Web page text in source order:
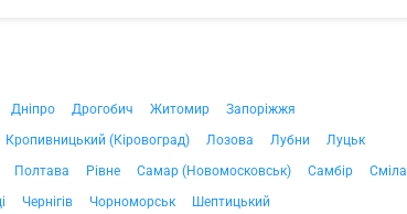
Дніпро Дрогобич Житомир
Запоріжжя
Кропивницький (Кіровоград) Лозова Лубни
Луцьк
Полтава Рівне Самар (Новомосковськ) Самбір
Сміла
Чернігів Чорноморськ Шептицький